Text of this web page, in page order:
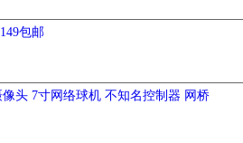
包邮
头 7寸网络球机 不知名控制器 网桥